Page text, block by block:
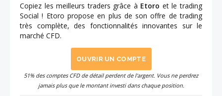
Copiez les meilleurs traders grâce à Etoro et le trading
Social ! Etoro propose en plus de son offre de trading
très complète, des fonctionnalités innovantes sur le
marché CFD.
OUVRIR UN COMPTE
51% des comptes CFD de détail perdent de l'argent. Vous ne perdrez
jamais plus que le montant investi dans chaque position.